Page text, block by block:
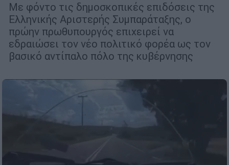
Με φόντο τις δημοσκοπικές επιδόσεις της
Ελληνικής Αριστερής Συμπαράταξης, ο
πρώην πρωθυπουργός επιχειρεί να
εδραιώσει τον νέο πολιτικό φορέα ως τον
βασικό αντίπαλο πόλο της κυβέρνησης